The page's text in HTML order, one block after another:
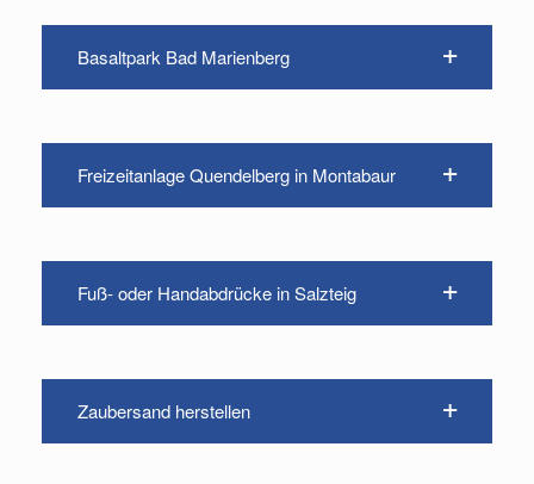
Basaltpark Bad Marienberg
Freizeitanlage Quendelberg in Montabaur
Fuß- oder Handabdrücke in Salzteig
Zaubersand herstellen